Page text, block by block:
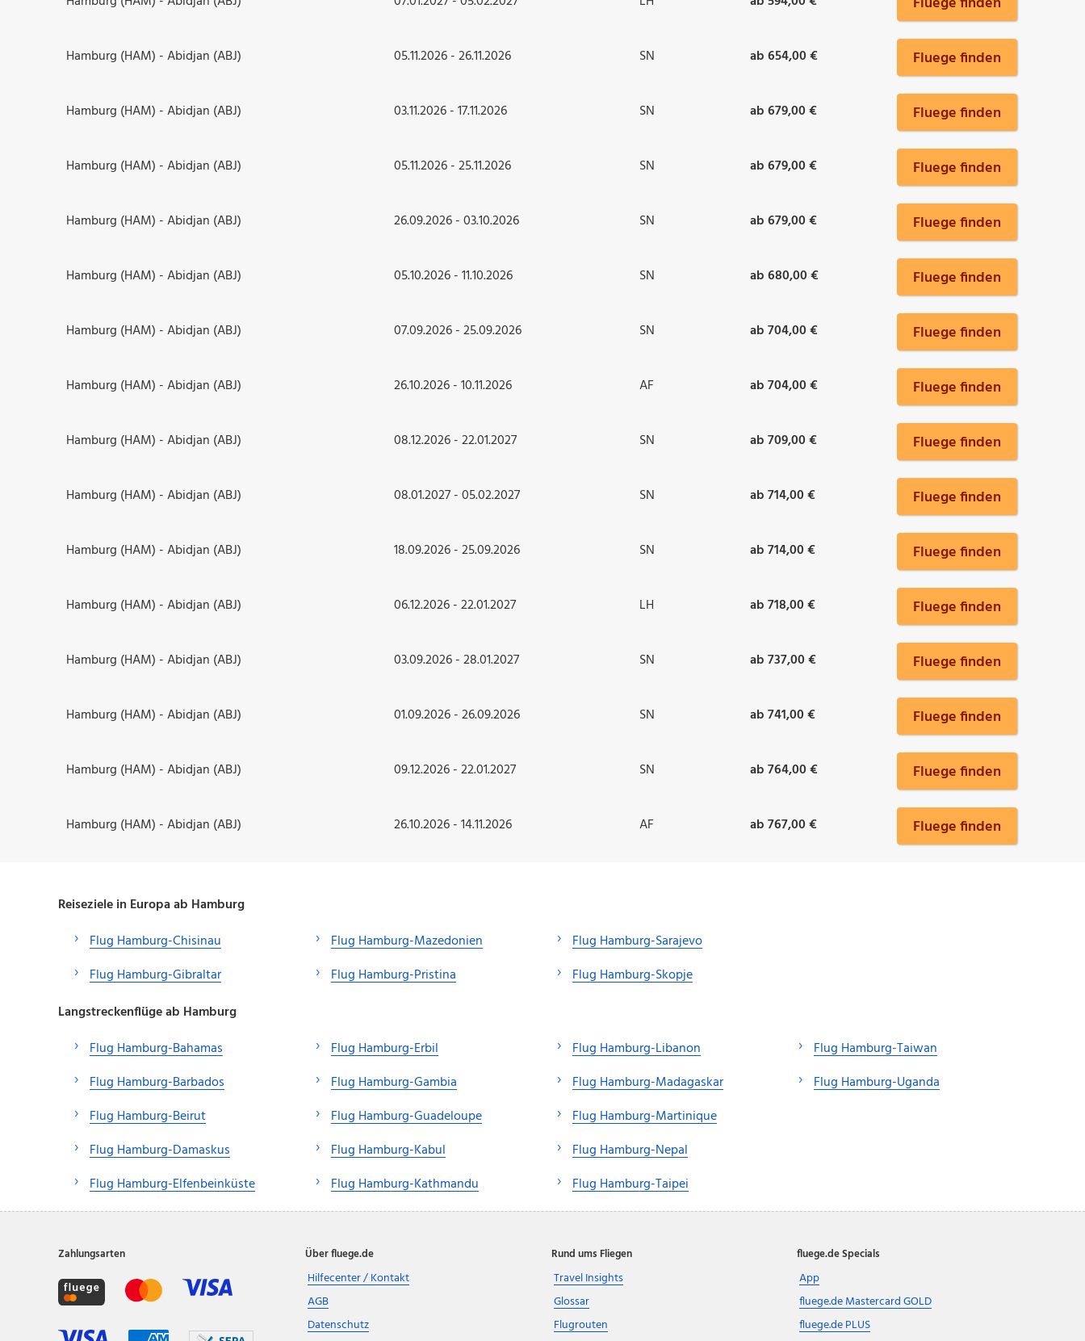
Hamburg (HAM) - Abidjan (ABJ) 05.11.2026 - 26.11.2026 SN ab 654,00 € Fluege finden
Hamburg (HAM) - Abidjan (ABJ) 03.11.2026 - 17.11.2026 SN ab 679,00 € Fluege finden
Hamburg (HAM) - Abidjan (ABJ) 05.11.2026 - 25.11.2026 SN ab 679,00 € Fluege finden
Hamburg (HAM) - Abidjan (ABJ) 26.09.2026 - 03.10.2026 SN ab 679,00 € Fluege finden
Hamburg (HAM) - Abidjan (ABJ) 05.10.2026 - 11.10.2026 SN ab 680,00 € Fluege finden
Hamburg (HAM) - Abidjan (ABJ) 07.09.2026 - 25.09.2026 SN ab 704,00 € Fluege finden
Hamburg (HAM) - Abidjan (ABJ) 26.10.2026 - 10.11.2026 AF ab 704,00 € Fluege finden
Hamburg (HAM) - Abidjan (ABJ) 08.12.2026 - 22.01.2027 SN ab 709,00 € Fluege finden
Hamburg (HAM) - Abidjan (ABJ) 08.01.2027 - 05.02.2027 SN ab 714,00 € Fluege finden
Hamburg (HAM) - Abidjan (ABJ) 18.09.2026 - 25.09.2026 SN ab 714,00 € Fluege finden
Hamburg (HAM) - Abidjan (ABJ) 06.12.2026 - 22.01.2027 LH ab 718,00 € Fluege finden
Hamburg (HAM) - Abidjan (ABJ) 03.09.2026 - 28.01.2027 SN ab 737,00 € Fluege finden
Hamburg (HAM) - Abidjan (ABJ) 01.09.2026 - 26.09.2026 SN ab 741,00 € Fluege finden
Hamburg (HAM) - Abidjan (ABJ) 09.12.2026 - 22.01.2027 SN ab 764,00 € Fluege finden
Hamburg (HAM) - Abidjan (ABJ) 26.10.2026 - 14.11.2026 AF ab 767,00 € Fluege finden
Reiseziele in Europa ab Hamburg
Flug Hamburg-Chisinau
Flug Hamburg-Gibraltar
Flug Hamburg-Mazedonien
Flug Hamburg-Pristina
Flug Hamburg-Sarajevo
Flug Hamburg-Skopje
Langstreckenflüge ab Hamburg
Flug Hamburg-Bahamas
Flug Hamburg-Barbados
Flug Hamburg-Beirut
Flug Hamburg-Damaskus
Flug Hamburg-Elfenbeinküste
Flug Hamburg-Erbil
Flug Hamburg-Gambia
Flug Hamburg-Guadeloupe
Flug Hamburg-Kabul
Flug Hamburg-Kathmandu
Flug Hamburg-Libanon
Flug Hamburg-Madagaskar
Flug Hamburg-Martinique
Flug Hamburg-Nepal
Flug Hamburg-Taipei
Flug Hamburg-Taiwan
Flug Hamburg-Uganda